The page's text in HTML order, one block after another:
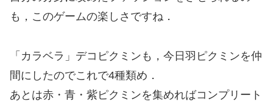
も，このゲームの楽しさですね．
「カラベラ」デコピクミンも，今日羽ピクミンを仲
間にしたのでこれで4種類め．
あとは赤・青・紫ピクミンを集めればコンプリート